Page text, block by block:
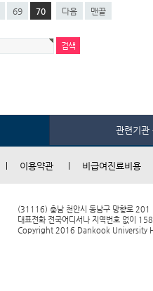
69 70 다음 맨끝
관련기관
이용약관 비급여진료비용
(31116) 충남 천안시 동남구 망향로 201
대표전화 전국어디서나 지역번호 없이
Copyright 2016 Dankook University